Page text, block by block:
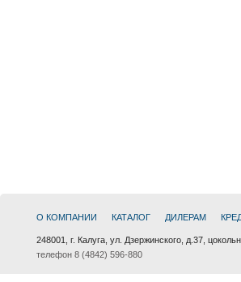
О КОМПАНИИ КАТАЛОГ ДИЛЕРАМ
248001, г. Калуга, ул. Дзержинского, д.37,
телефон 8 (4842) 596-880